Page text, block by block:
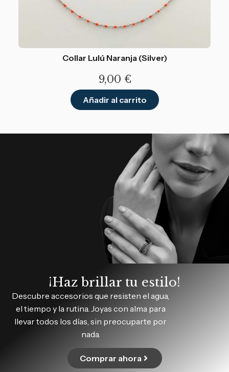
Collar Lulú Naranja (Silver)
9,00 €
Añadir al carrito
¡Haz brillar tu estilo!
Descubre accesorios que resisten el agua,
el tiempo y la rutina. Joyas con alma para
llevar todos los días, sin preocuparte por
nada.
Comprar ahora